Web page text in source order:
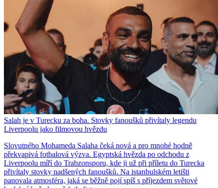
Salah je v Turecku za boha. Stovky fanoušků přivítaly legendu
Liverpoolu jako filmovou hvězdu
Slovutného Mohameda Salaha čeká nová a pro mnohé hodně
překvapivá fotbalová výzva. Egyptská hvězda po odchodu z
Liverpoolu míří do Trabzonsporu, kde ji už při příletu do Turecka
přivítaly stovky nadšených fanoušků. Na istanbulském letišti
panovala atmosféra, jaká se běžně pojí spíš s příjezdem světové